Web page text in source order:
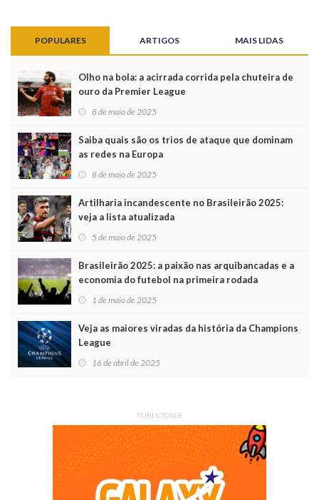
POPULARES ARTIGOS MAIS LIDAS
Olho na bola: a acirrada corrida pela chuteira de
ouro da Premier League
8 de maio de 2025
Saiba quais são os trios de ataque que dominam
as redes na Europa
8 de maio de 2025
Artilharia incandescente no Brasileirão 2025:
veja a lista atualizada
5 de maio de 2025
Brasileirão 2025: a paixão nas arquibancadas e a
economia do futebol na primeira rodada
1 de maio de 2025
Veja as maiores viradas da história da Champions
League
16 de abril de 2025
PUBLICIDADE